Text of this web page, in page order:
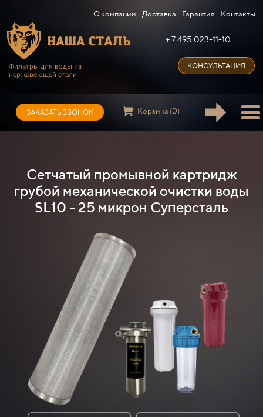
О компании Доставка Гарантия Контакты
Фильтры для воды из
нержавеющей стали
+ 7 495 023-11-10
КОНСУЛЬТАЦИЯ
ЗАКАЗАТЬ ЗВОНОК Корзина (0)
Сетчатый промывной картридж
грубой механической очистки воды
SL10 - 25 микрон Суперсталь